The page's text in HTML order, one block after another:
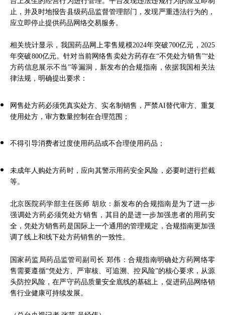
止，并及时地报告县级药品监督管理部门，发现严重违法行为的，
应立即停止提供药品网络交易服务。
相关统计显示，我国药品网上零售规模2024年突破700亿元，2025
年突破800亿元。针对当前网络售卖处方药存在“不凭处方销售”“处
方药信息展示不当”等漏洞，新发布的合规指南，依据我国相关法
律法规，明确提出要求：
网售处方药必须凭真实处方、实名制销售，严禁AI替代审方、重复
使用处方，审方数量控制在合理范围；
不得引导消费者过度使用药品或不合理使用药品；
未成年人购处方药时，应向其警示用药安全风险，必要时进行拦截
等。
北京医院药学部主任医师 胡欣：新发布的合规指南是为了进一步
强调处方药必须凭处方销售，其目的是进一步加强患者的用药安
全，凭处方销售药是国际上一个通用的管理规定，合规指南更加强
调了线上和线下处方药销售的一致性。
国家药监局药品监管司副司长 郑伟：合规指南明确处方药网络零
售需要遵循“凭处方、严审核、可追溯、控风险”的核心要求，从源
头防控风险，在严守药品质量安全底线的基础上，促进药品网络销
售行业健康可持续发展。